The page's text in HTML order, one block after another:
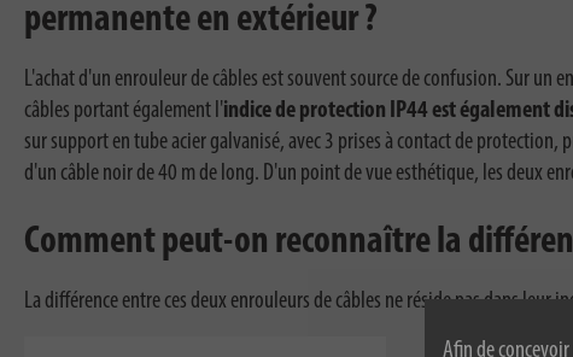
Afin de
permanente en extérieur ?
L'achat d'un enrouleur de câbles est souvent source de confusion. Sur un
câbles portant également l'indice de protection IP44 est également
sur support en tube acier galvanisé, avec 3 prises à contact de
d'un câble noir de 40 m de long. D'un point de vue esthétique, les deux
Comment peut-on reconnaître la
La différence entre ces deux enrouleurs de câbles ne réside pas dans leur